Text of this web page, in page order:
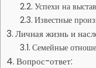
Успехи на
Известные
Личная жизнь и
Семейные
Вопрос-ответ: